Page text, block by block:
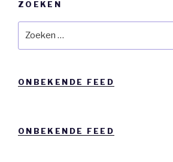
ZOEKEN
ONBEKENDE FEED
ONBEKENDE FEED